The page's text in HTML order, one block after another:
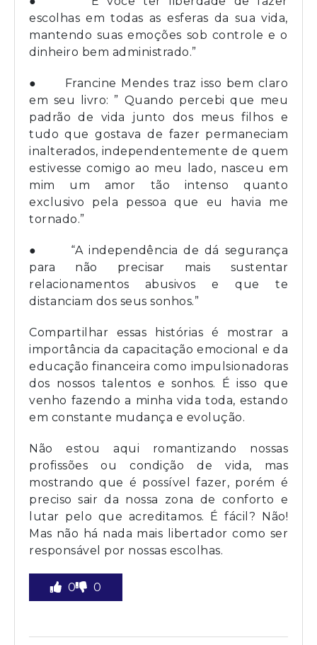
escolhas em todas as esferas da sua vida,
mantendo suas emoções sob controle e o
dinheiro bem administrado.”
● Francine Mendes traz isso bem claro
em seu livro: ” Quando percebi que meu
padrão de vida junto dos meus filhos e
tudo que gostava de fazer permaneciam
inalterados, independentemente de quem
estivesse comigo ao meu lado, nasceu em
mim um amor tão intenso quanto
exclusivo pela pessoa que eu havia me
tornado.”
● “A independência de dá segurança
para não precisar mais sustentar
relacionamentos abusivos e que te
distanciam dos seus sonhos.”
Compartilhar essas histórias é mostrar a
importância da capacitação emocional e da
educação financeira como impulsionadoras
dos nossos talentos e sonhos. É isso que
venho fazendo a minha vida toda, estando
em constante mudança e evolução.
Não estou aqui romantizando nossas
profissões ou condição de vida, mas
mostrando que é possível fazer, porém é
preciso sair da nossa zona de conforto e
lutar pelo que acreditamos. É fácil? Não!
Mas não há nada mais libertador como ser
responsável por nossas escolhas.
0 0